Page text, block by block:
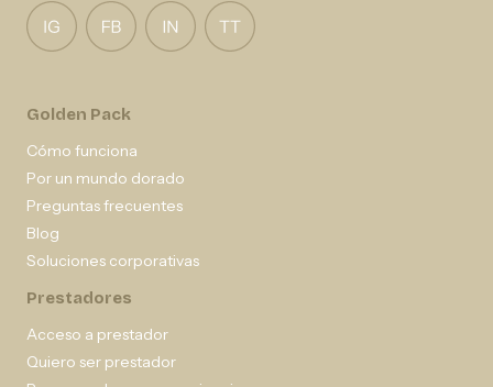
Golden Pack
Cómo funciona
Por un mundo dorado
Preguntas frecuentes
Blog
Soluciones corporativas
Prestadores
Acceso a prestador
Quiero ser prestador